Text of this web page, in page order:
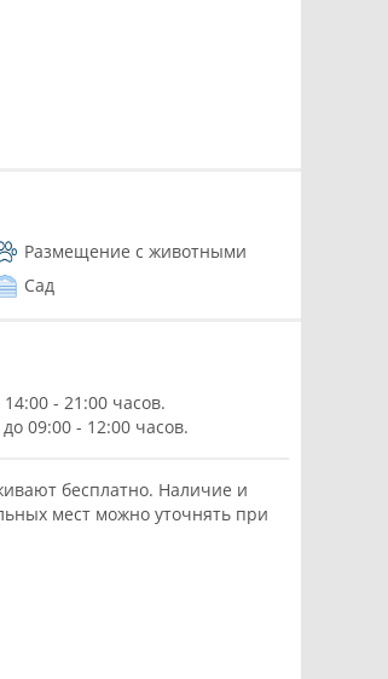
Размещение с животными
Сад
- 21:00 часов.
09:00 - 12:00 часов.
бесплатно. Наличие и
мест можно уточнять при